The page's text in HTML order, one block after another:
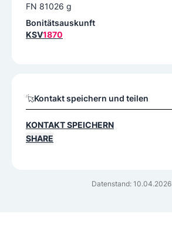
Datenstand: 10.04.2026
FN 81026 g
Bonitätsauskunft
KSV1870
Kontakt speichern und teilen
KONTAKT SPEICHERN
SHARE